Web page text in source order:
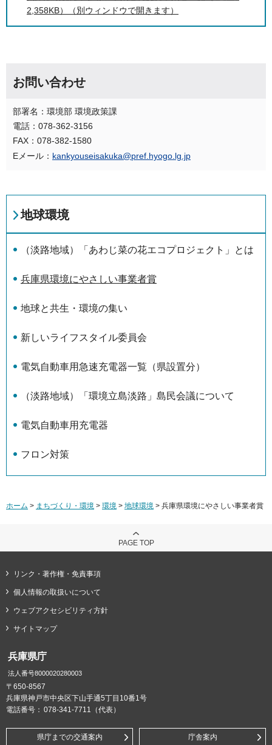
2,358KB）（別ウィンドウで開きます）
お問い合わせ
部署名：環境部 環境政策課
電話：078-362-3156
FAX：078-382-1580
Eメール： kankyouseisakuka@pref.hyogo.lg.jp
地球環境
（淡路地域）「あわじ菜の花エコプロジェクト」とは
兵庫県環境にやさしい事業者賞
地球と共生・環境の集い
新しいライフスタイル委員会
電気自動車用急速充電器一覧（県設置分）
（淡路地域）「環境立島淡路」島民会議について
電気自動車用充電器
フロン対策
ホーム > まちづくり・環境 > 環境 > 地球環境 > 兵庫県環境にやさしい事業者賞
PAGE TOP
リンク・著作権・免責事項
個人情報の取扱いについて
ウェブアクセシビリティ方針
サイトマップ
兵庫県庁
法人番号8000020280003
〒650-8567
兵庫県神戸市中央区下山手通5丁目10番1号
電話番号： 078-341-7711（代表）
県庁までの交通案内 庁舎案内